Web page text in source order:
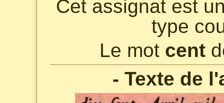
Cet assignat est
type
Le mot cent
- Texte de